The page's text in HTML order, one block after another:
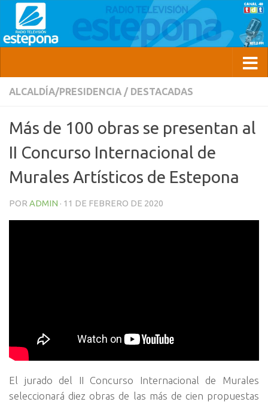
ALCALDÍA/PRESIDENCIA / DESTACADAS
Más de 100 obras se presentan al
II Concurso Internacional de
Murales Artísticos de Estepona
POR ADMIN · 11 DE FEBRERO DE 2020
El jurado del II Concurso Internacional de Murales
seleccionará diez obras de las más de cien propuestas